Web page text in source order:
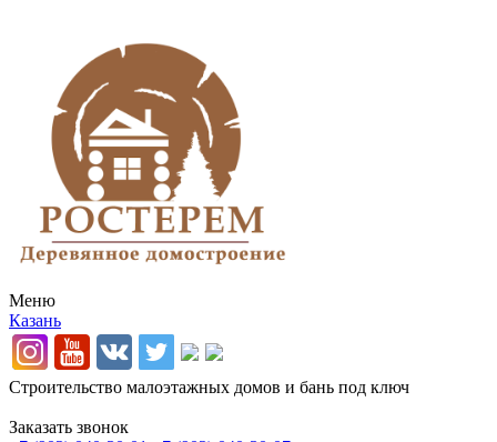
Меню
Казань
Строительство малоэтажных домов и бань под ключ
Заказать звонок